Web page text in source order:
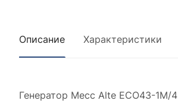
Описание Характеристики
Генератор Mecc Alte ECO43-1M/4